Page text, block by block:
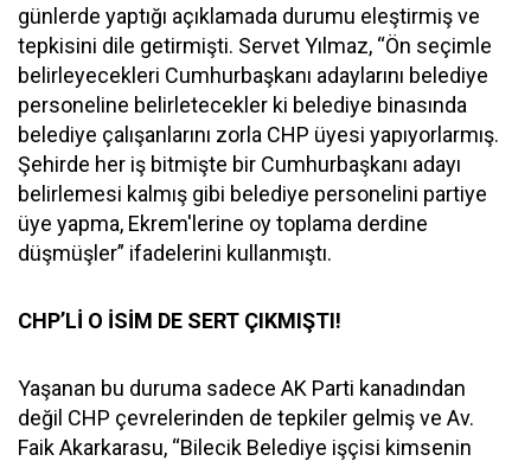
günlerde yaptığı açıklamada durumu eleştirmiş ve
tepkisini dile getirmişti. Servet Yılmaz, “Ön seçimle
belirleyecekleri Cumhurbaşkanı adaylarını belediye
personeline belirletecekler ki belediye binasında
belediye çalışanlarını zorla CHP üyesi yapıyorlarmış.
Şehirde her iş bitmişte bir Cumhurbaşkanı adayı
belirlemesi kalmış gibi belediye personelini partiye
üye yapma, Ekrem'lerine oy toplama derdine
düşmüşler” ifadelerini kullanmıştı.
CHP’Lİ O İSİM DE SERT ÇIKMIŞTI!
Yaşanan bu duruma sadece AK Parti kanadından
değil CHP çevrelerinden de tepkiler gelmiş ve Av.
Faik Akarkarasu, “Bilecik Belediye işçisi kimsenin